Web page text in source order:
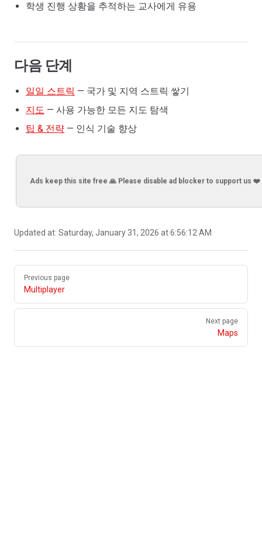
학생 진행 상황을 추적하는 교사에게 유용
다음 단계
일일 스트릭 — 국가 및 지역 스트릭 쌓기
지도 — 사용 가능한 모든 지도 탐색
팁 & 전략 — 인식 기술 향상
Ads keep this site free 🙏 Please disable ad blocker to support us ❤️
Updated at: Saturday, January 31, 2026 at 6:56:12 AM
Pager
Previous page
Multiplayer
Next page
Maps